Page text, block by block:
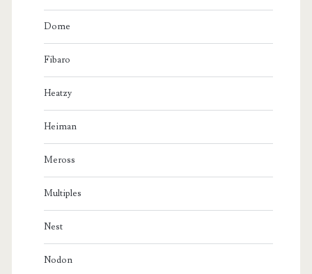
Dome
Fibaro
Heatzy
Heiman
Meross
Multiples
Nest
Nodon